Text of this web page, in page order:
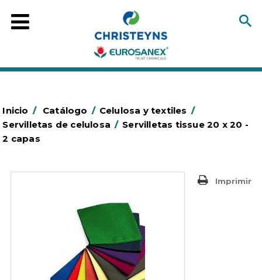
Inicio / Catálogo / Celulosa y textiles /
Servilletas de celulosa / Servilletas tissue 20 x 20 -
2 capas
Imprimir